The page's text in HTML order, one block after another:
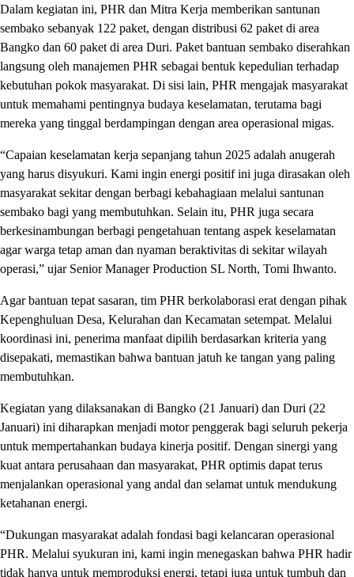
Dalam kegiatan ini, PHR dan Mitra Kerja memberikan santunan
sembako sebanyak 122 paket, dengan distribusi 62 paket di area
Bangko dan 60 paket di area Duri. Paket bantuan sembako diserahkan
langsung oleh manajemen PHR sebagai bentuk kepedulian terhadap
kebutuhan pokok masyarakat. Di sisi lain, PHR mengajak masyarakat
untuk memahami pentingnya budaya keselamatan, terutama bagi
mereka yang tinggal berdampingan dengan area operasional migas.
“Capaian keselamatan kerja sepanjang tahun 2025 adalah anugerah
yang harus disyukuri. Kami ingin energi positif ini juga dirasakan oleh
masyarakat sekitar dengan berbagi kebahagiaan melalui santunan
sembako bagi yang membutuhkan. Selain itu, PHR juga secara
berkesinambungan berbagi pengetahuan tentang aspek keselamatan
agar warga tetap aman dan nyaman beraktivitas di sekitar wilayah
operasi,” ujar Senior Manager Production SL North, Tomi Ihwanto.
Agar bantuan tepat sasaran, tim PHR berkolaborasi erat dengan pihak
Kepenghuluan Desa, Kelurahan dan Kecamatan setempat. Melalui
koordinasi ini, penerima manfaat dipilih berdasarkan kriteria yang
disepakati, memastikan bahwa bantuan jatuh ke tangan yang paling
membutuhkan.
Kegiatan yang dilaksanakan di Bangko (21 Januari) dan Duri (22
Januari) ini diharapkan menjadi motor penggerak bagi seluruh pekerja
untuk mempertahankan budaya kinerja positif. Dengan sinergi yang
kuat antara perusahaan dan masyarakat, PHR optimis dapat terus
menjalankan operasional yang andal dan selamat untuk mendukung
ketahanan energi.
“Dukungan masyarakat adalah fondasi bagi kelancaran operasional
PHR. Melalui syukuran ini, kami ingin menegaskan bahwa PHR hadir
tidak hanya untuk memproduksi energi, tetapi juga untuk tumbuh dan